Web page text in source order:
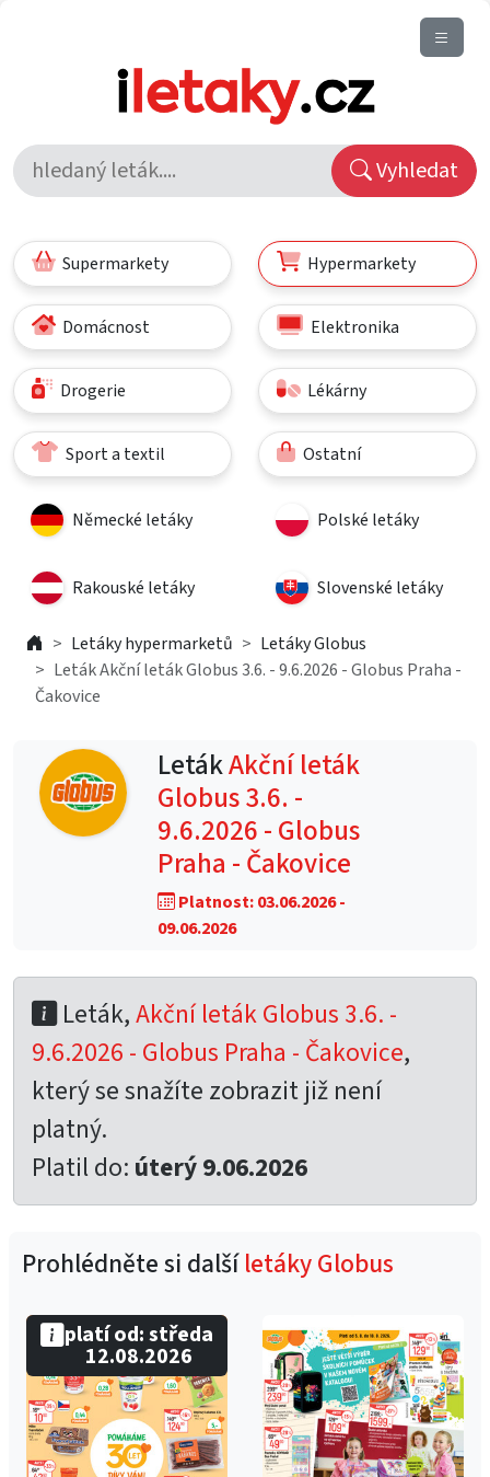
Vyhledat
Supermarkety Hypermarkety
Domácnost Elektronika
Drogerie Lékárny
Sport a textil Ostatní
Německé letáky Polské letáky
Rakouské letáky Slovenské letáky
Letáky hypermarketů
Letáky Globus
Leták Akční leták Globus 3.6. - 9.6.2026 - Globus Praha -
Čakovice
LetákAkční leták
Globus 3.6. -
9.6.2026 - Globus
Praha - Čakovice
Platnost: 03.06.2026 -
09.06.2026
Leták,Akční leták Globus 3.6. -
9.6.2026 - Globus Praha - Čakovice,
který se snažíte zobrazit již není
platný.
Platil do: úterý 9.06.2026
Prohlédněte si dalšíletáky Globus
platí od: středa
12.08.2026